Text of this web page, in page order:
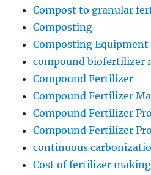
Compost to granular
Composting
Composting Equipment
compound biofertilizer
Compound Fertilizer
Compound Fertilizer
Compound Fertilizer
Compound Fertilizer
continuous
Cost of fertilizer making